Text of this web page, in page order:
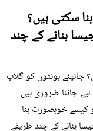
سکتی ہیں؟
بنانے کے چند
ہونٹوں کو گلاب
جاننا ضروری ہیں
کیسے خوبصورت بنا
بنانے کے چند طریقے